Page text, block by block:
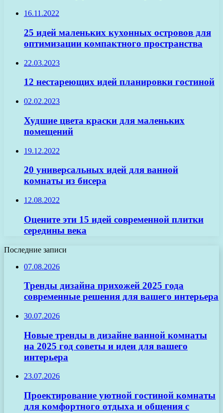
16.11.2022
25 идей маленьких кухонных островов для
оптимизации компактного пространства
22.03.2023
12 нестареющих идей планировки гостиной
02.02.2023
Худшие цвета краски для маленьких
помещений
19.12.2022
20 универсальных идей для ванной
комнаты из бисера
12.08.2022
Оцените эти 15 идей современной плитки
середины века
Последние записи
07.08.2026
Тренды дизайна прихожей 2025 года
современные решения для вашего интерьера
30.07.2026
Новые тренды в дизайне ванной комнаты
на 2025 год советы и идеи для вашего
интерьера
23.07.2026
Проектирование уютной гостиной комнаты
для комфортного отдыха и общения с